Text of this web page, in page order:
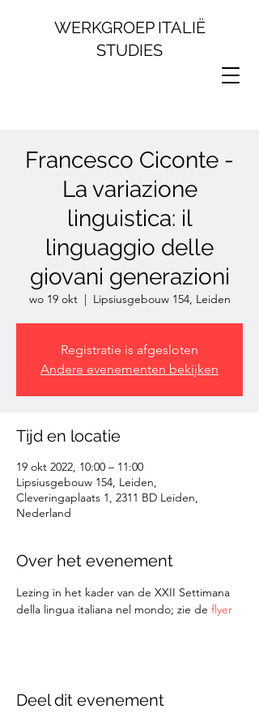
WERKGROEP ITALIË
STUDIES
Francesco Ciconte -
La variazione
linguistica: il
linguaggio delle
giovani generazioni
wo 19 okt
  |
Lipsiusgebouw 154, Leiden
Registratie is afgesloten
Andere evenementen bekijken
Tijd en locatie
19 okt 2022, 10:00 – 11:00
Lipsiusgebouw 154, Leiden,
Cleveringaplaats 1, 2311 BD Leiden,
Nederland
Over het evenement
Lezing in het kader van de XXII Settimana
della lingua italiana nel mondo; zie de flyer
Deel dit evenement